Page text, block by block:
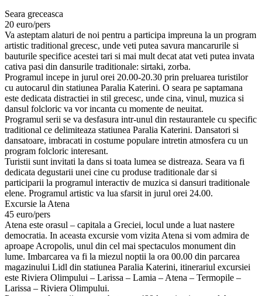
Seara greceasca
20 euro/pers
Va asteptam alaturi de noi pentru a participa impreuna la un program
artistic traditional grecesc, unde veti putea savura mancarurile si
bauturile specifice acestei tari si mai mult decat atat veti putea invata
cativa pasi din dansurile traditionale: sirtaki, zorba.
Programul incepe in jurul orei 20.00-20.30 prin preluarea turistilor
cu autocarul din statiunea Paralia Katerini. O seara pe saptamana
este dedicata distractiei in stil grecesc, unde cina, vinul, muzica si
dansul folcloric va vor incanta cu momente de neuitat.
Programul serii se va desfasura intr-unul din restaurantele cu specific
traditional ce delimiteaza statiunea Paralia Katerini. Dansatori si
dansatoare, imbracati in costume populare intretin atmosfera cu un
program folcloric interesant.
Turistii sunt invitati la dans si toata lumea se distreaza. Seara va fi
dedicata degustarii unei cine cu produse traditionale dar si
participarii la programul interactiv de muzica si dansuri traditionale
elene. Programul artistic va lua sfarsit in jurul orei 24.00.
Excursie la Atena
45 euro/pers
Atena este orasul – capitala a Greciei, locul unde a luat nastere
democratia. In aceasta excursie vom vizita Atena si vom admira de
aproape Acropolis, unul din cel mai spectaculos monument din
lume. Imbarcarea va fi la miezul noptii la ora 00.00 din parcarea
magazinului Lidl din statiunea Paralia Katerini, itinerariul excursiei
este Riviera Olimpului – Larissa – Lamia – Atena – Termopile –
Larissa – Riviera Olimpului.